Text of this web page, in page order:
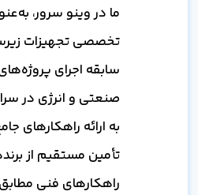
ما در وینو سرور،
تخصصی تجهیزات
سابقه اجرای
صنعتی و انرژی در
به ارائه راهکارهای
تأمین مستقیم از
راهکارهای فنی مطابق